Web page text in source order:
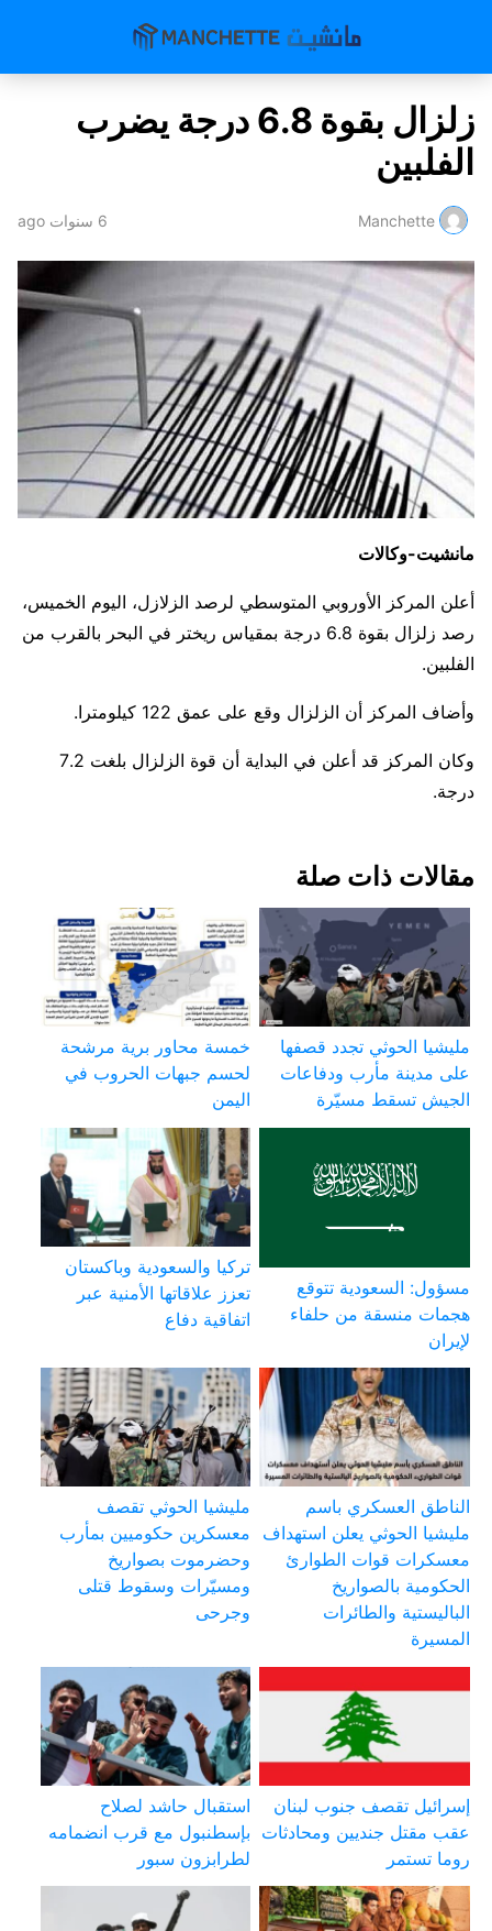
زلزال بقوة 6.8 درجة يضرب
الفلبين
Manchette 6 سنوات ago
مانشيت-وكالات
أعلن المركز الأوروبي المتوسطي لرصد الزلازل، اليوم الخميس،
رصد زلزال بقوة 6.8 درجة بمقياس ريختر في البحر بالقرب من
الفلبين.
وأضاف المركز أن الزلزال وقع على عمق 122 كيلومترا.
وكان المركز قد أعلن في البداية أن قوة الزلزال بلغت 7.2
درجة.
مقالات ذات صلة
مليشيا الحوثي تجدد قصفها
على مدينة مأرب ودفاعات
الجيش تسقط مسيّرة
خمسة محاور برية مرشحة
لحسم جبهات الحروب في
اليمن
مسؤول: السعودية تتوقع
هجمات منسقة من حلفاء
لإيران
تركيا والسعودية وباكستان
تعزز علاقاتها الأمنية عبر
اتفاقية دفاع
الناطق العسكري باسم
مليشيا الحوثي يعلن استهداف
معسكرات قوات الطوارئ
الحكومية بالصواريخ
الباليستية والطائرات
المسيرة
مليشيا الحوثي تقصف
معسكرين حكوميين بمأرب
وحضرموت بصواريخ
ومسيّرات وسقوط قتلى
وجرحى
إسرائيل تقصف جنوب لبنان
عقب مقتل جنديين ومحادثات
روما تستمر
استقبال حاشد لصلاح
بإسطنبول مع قرب انضمامه
لطرابزون سبور